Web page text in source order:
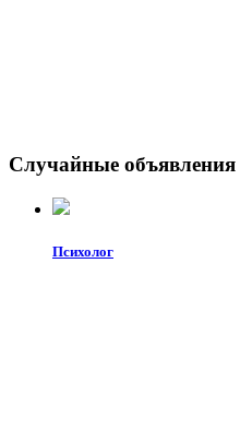
Случайные объявления
Психолог